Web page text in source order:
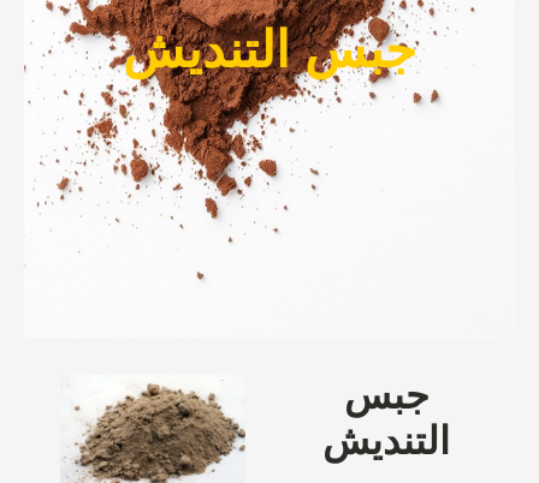
جبس التنديش
جبس
التنديش